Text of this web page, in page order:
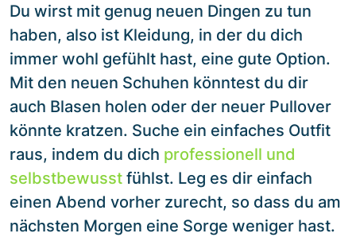
Du wirst mit genug neuen Dingen zu tun
haben, also ist Kleidung, in der du dich
immer wohl gefühlt hast, eine gute Option.
Mit den neuen Schuhen könntest du dir
auch Blasen holen oder der neuer Pullover
könnte kratzen. Suche ein einfaches Outfit
raus, indem du dich professionell und
selbstbewusst fühlst. Leg es dir einfach
einen Abend vorher zurecht, so dass du am
nächsten Morgen eine Sorge weniger hast.